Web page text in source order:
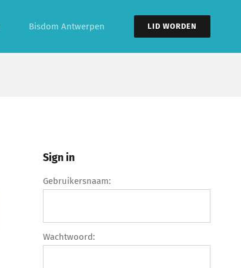
Bisdom Antwerpen LID WORDEN
Sign in
Gebruikersnaam:
Wachtwoord: